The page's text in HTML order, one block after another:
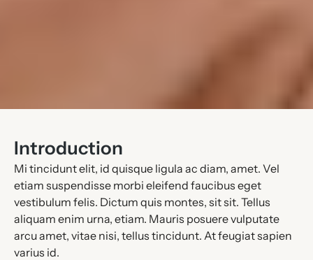
Introduction
Mi tincidunt elit, id quisque ligula ac diam, amet. Vel
etiam suspendisse morbi eleifend faucibus eget
vestibulum felis. Dictum quis montes, sit sit. Tellus
aliquam enim urna, etiam. Mauris posuere vulputate
arcu amet, vitae nisi, tellus tincidunt. At feugiat sapien
varius id.